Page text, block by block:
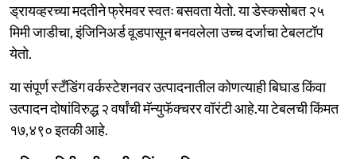
ड्रायव्हरच्या मदतीने फ्रेमवर स्वतः बसवता येतो. या डेस्कसोबत २५
मिमी जाडीचा, इंजिनिअर्ड वूडपासून बनवलेला उच्च दर्जाचा टेबलटॉप
येतो.
या संपूर्ण स्टँडिंग वर्कस्टेशनवर उत्पादनातील कोणत्याही बिघाड किंवा
उत्पादन दोषांविरुद्ध २ वर्षांची मॅन्युफॅक्चरर वॉरंटी आहे.या टेबलची किंमत
१७,४९० इतकी आहे.